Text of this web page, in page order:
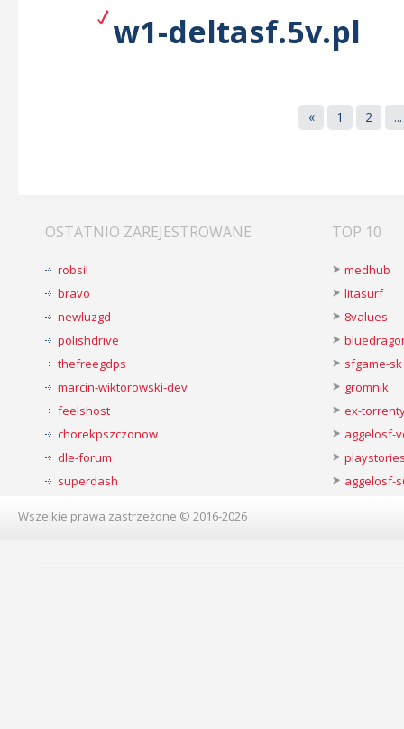
w1-deltasf.5v.pl
« 1 2 ...
OSTATNIO ZAREJESTROWANE
robsil
bravo
newluzgd
polishdrive
thefreegdps
marcin-wiktorowski-dev
feelshost
chorekpszczonow
dle-forum
superdash
TOP 10
medhub
litasurf
8values
sfgame-sk
gromnik
ex-
aggelosf-
aggelosf-
Wszelkie prawa zastrzeżone © 2016-2026